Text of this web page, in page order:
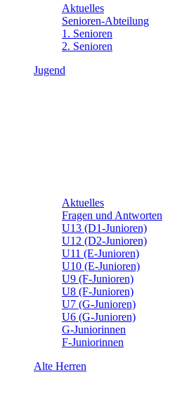
Aktuelles
Senioren-Abteilung
1. Senioren
2. Senioren
Jugend
Aktuelles
Fragen und Antworten
U13 (D1-Junioren)
U12 (D2-Junioren)
U11 (E-Junioren)
U10 (E-Junioren)
U9 (F-Junioren)
U8 (F-Junioren)
U7 (G-Junioren)
U6 (G-Junioren)
G-Juniorinnen
F-Juniorinnen
Alte Herren